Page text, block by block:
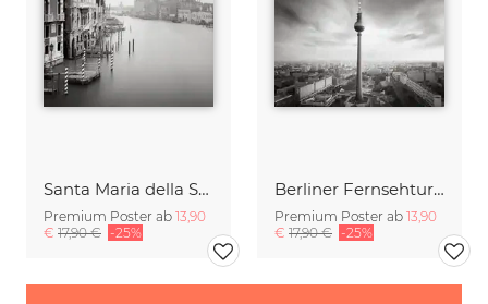
Santa Maria della Salute
Premium Poster ab 13,90
€ 17,90 € -25%
Berliner Fernsehturm
Premium Poster ab 13,90
€ 17,90 € -25%